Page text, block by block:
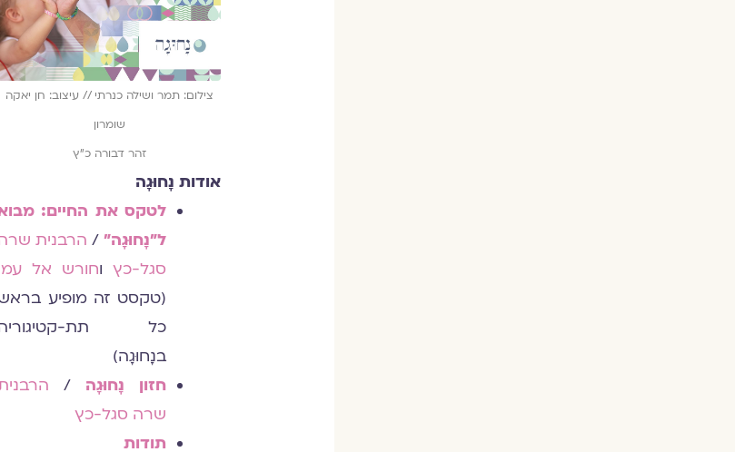
צילום: תמר ושילה כנרתי // עיצוב: חן יאקה
שומרון
זהר דבורה כ״ץ
אודות נָחוּגָה
לטקס את החיים:
ל"נָחוּגָה"/ הרבנית
סגל-כץוחורש אל
(טקסט זה מופיע
כל תת-
בנָחוּגָה)
חזון נָחוּגָה /
שרה סגל-כץ
תודות